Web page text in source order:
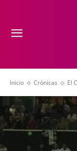
Inicio Crónicas El